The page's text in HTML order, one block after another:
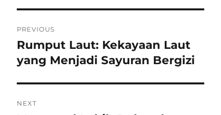
pos
PREVIOUS
Previous
post:
Rumput Laut: Kekayaan Laut
yang Menjadi Sayuran Bergizi
NEXT